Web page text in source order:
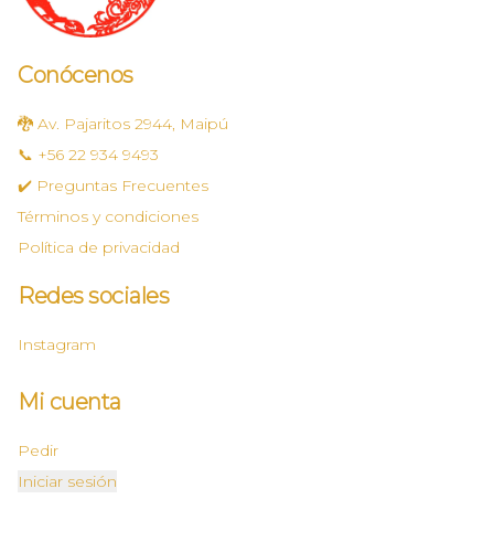
Conócenos
🐉 Av. Pajaritos 2944, Maipú
📞 +56 22 934 9493
✔️ Preguntas Frecuentes
Términos y condiciones
Política de privacidad
Redes sociales
Instagram
Mi cuenta
Pedir
Iniciar sesión